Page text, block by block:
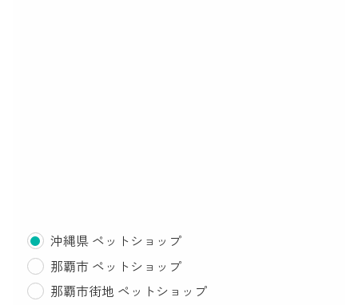
沖縄県 ペットショップ
那覇市 ペットショップ
那覇市街地 ペットショップ